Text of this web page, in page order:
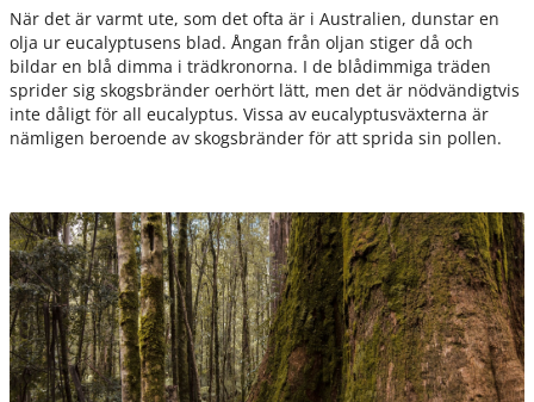
När det är varmt ute, som det ofta är i Australien, dunstar en
olja ur eucalyptusens blad. Ångan från oljan stiger då och
bildar en blå dimma i trädkronorna. I de blådimmiga träden
sprider sig skogsbränder oerhört lätt, men det är nödvändigtvis
inte dåligt för all eucalyptus. Vissa av eucalyptusväxterna är
nämligen beroende av skogsbränder för att sprida sin pollen.